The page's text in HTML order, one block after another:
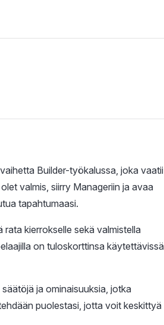
Builder-työkalussa, joka vaatii
valmis, siirry Manageriin ja avaa
tapahtumaasi.
kierrokselle sekä valmistella
on tuloskorttinsa käytettävissä
ja ominaisuuksia, jotka
puolestasi, jotta voit keskittyä